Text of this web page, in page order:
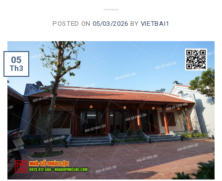
POSTED ON 05/03/2026 BY VIETBAI1
05
Th3